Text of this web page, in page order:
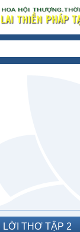
LỜI THƠ TẬP 2